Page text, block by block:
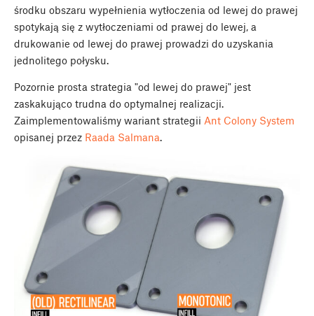
środku obszaru wypełnienia wytłoczenia od lewej do prawej
spotykają się z wytłoczeniami od prawej do lewej, a
drukowanie od lewej do prawej prowadzi do uzyskania
jednolitego połysku.
Pozornie prosta strategia "od lewej do prawej" jest
zaskakująco trudna do optymalnej realizacji.
Zaimplementowaliśmy wariant strategii Ant Colony System
opisanej przez Raada Salmana.